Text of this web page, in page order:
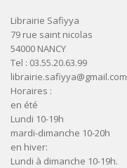
Librairie Safiyya
79 rue saint nicolas
54000 NANCY
Tel : 03.55.20.63.99
librairie.safiyya@gmail.com
Horaires :
en été
Lundi 10-19h
mardi-dimanche 10-20h
en hiver:
Lundi à dimanche 10-19h.